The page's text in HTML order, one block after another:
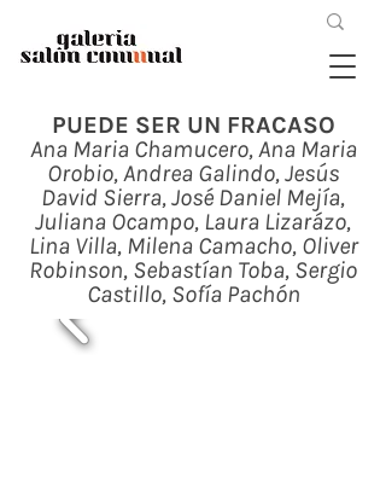
PUEDE SER UN FRACASO
Ana Maria Chamucero, Ana Maria
Orobio, Andrea Galindo, Jesús
David Sierra, José Daniel Mejía,
Juliana Ocampo, Laura Lizarázo,
Lina Villa, Milena Camacho, Oliver
Robinson, Sebastían Toba, Sergio
Castillo, Sofía Pachón